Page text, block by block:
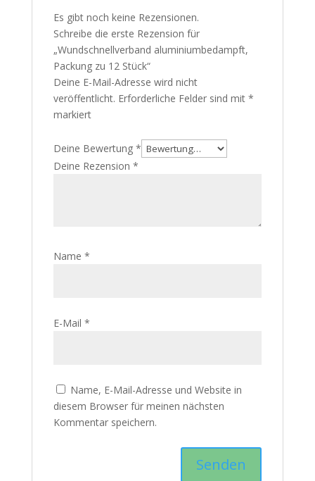
Es gibt noch keine Rezensionen.
Schreibe die erste Rezension für
„Wundschnellverband aluminiumbedampft,
Packung zu 12 Stück“
Deine E-Mail-Adresse wird nicht
veröffentlicht. Erforderliche Felder sind mit *
markiert
Deine Bewertung *
Deine Rezension *
Name *
E-Mail *
Name, E-Mail-Adresse und Website in
diesem Browser für meinen nächsten
Kommentar speichern.